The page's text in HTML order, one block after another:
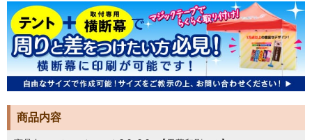
商品内容